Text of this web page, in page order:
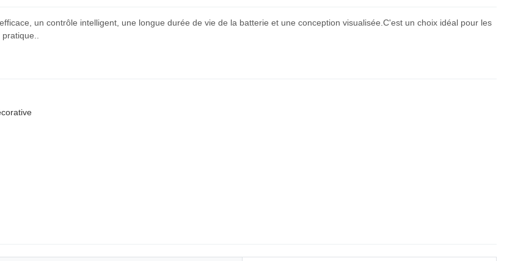
un contrôle intelligent, une longue durée de vie de la batterie et une conception visualisée.C'est un choix idéal pour les